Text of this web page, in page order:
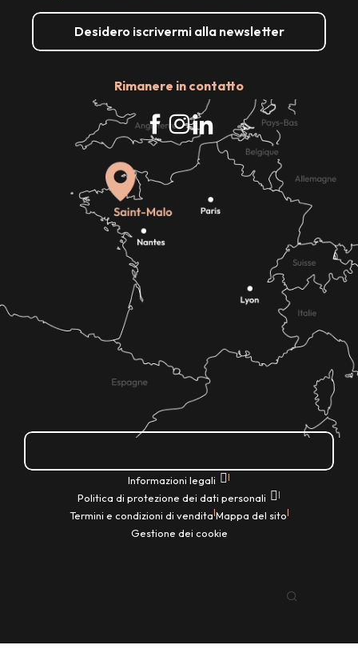
Desidero iscrivermi alla newsletter
Rimanere in contatto
Informazioni legali |
Politica di protezione dei dati personali |
Termini e condizioni di vendita|Mappa del sito|
Gestione dei cookie